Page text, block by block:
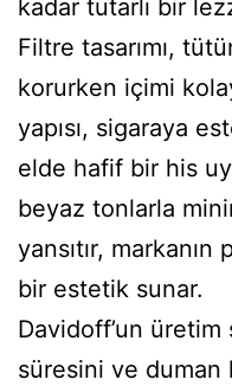
kadar tutarlı bir
Filtre tasarımı,
korurken içimi
yapısı, sigaraya
elde hafif bir his
beyaz tonlarla
yansıtır,
bir estetik sunar.
Davidoff’un üretim
süresini ve